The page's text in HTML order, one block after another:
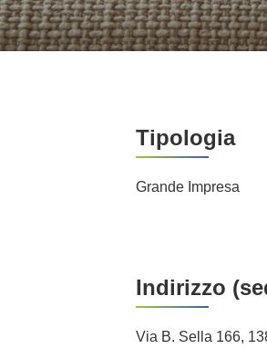
Tipologia
Grande Impresa
Indirizzo
Via B. Sella 166,